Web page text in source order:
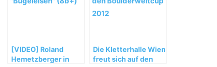
[VIDEO] Roland
Hemetzberger in
Die Kletterhalle Wien
freut sich auf den